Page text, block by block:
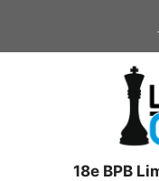
de
18e BPB